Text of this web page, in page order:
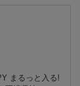
まるっと入る!